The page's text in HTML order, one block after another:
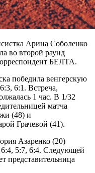
Арина Соболенко
во второй раунд
БЕЛТА.
победила венгерскую
6:1. Встреча,
1 час. В 1/32
матча
(48) и
Грачевой (41).
Азаренко (20)
5:7, 6:4. Следующей
представительница